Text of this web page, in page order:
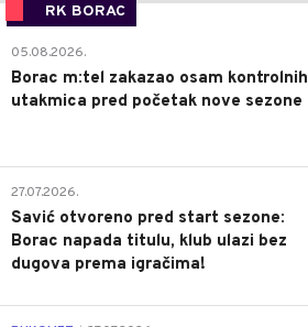
RK BORAC
05.08.2026.
Borac m:tel zakazao osam kontrolnih
utakmica pred početak nove sezone
27.07.2026.
Savić otvoreno pred start sezone:
Borac napada titulu, klub ulazi bez
dugova prema igračima!